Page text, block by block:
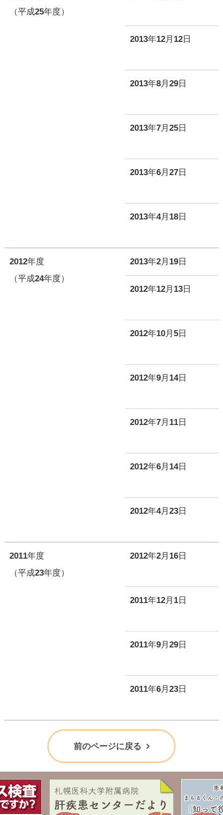
（平成25年度）
2013年12月12日
2013年8月29日
2013年7月25日
2013年6月27日
2013年4月18日
2012年度
（平成24年度）
2013年2月19日
2012年12月13日
2012年10月5日
2012年9月14日
2012年7月11日
2012年6月14日
2012年4月23日
2011年度
（平成23年度）
2012年2月16日
2011年12月1日
2011年9月29日
2011年6月23日
前のページに戻る